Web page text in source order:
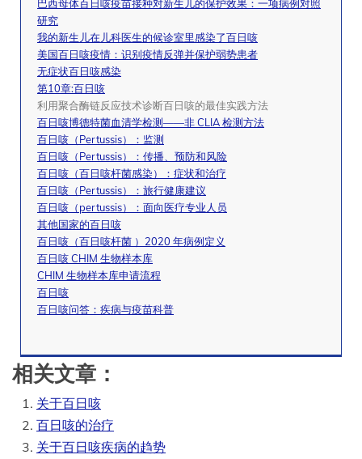
巴西母体百日咳疫苗接种对新生儿的保护效果：一项病例对照
研究
我的新生儿在儿科医生的候诊室里感染了百日咳
美国百日咳疫情：识别疫情反弹并保护弱势患者
无症状百日咳感染
第10章:百日咳
利用聚合酶链反应技术诊断百日咳的最佳实践方法
百日咳博德特菌血清学检测——非 CLIA 检测方法
百日咳（Pertussis）：监测
百日咳（Pertussis）：传播、预防和风险
百日咳（百日咳杆菌感染）：症状和治疗
百日咳（Pertussis）：旅行健康建议
百日咳（pertussis）：面向医疗专业人员
其他国家的百日咳
百日咳（百日咳杆菌 ）202​​0 年病例定义
百日咳 CHIM 生物样本库
CHIM 生物样本库申请流程
百日咳
百日咳问答：疾病与疫苗科普
相关文章：
关于百日咳
百日咳的治疗
关于百日咳疾病的趋势